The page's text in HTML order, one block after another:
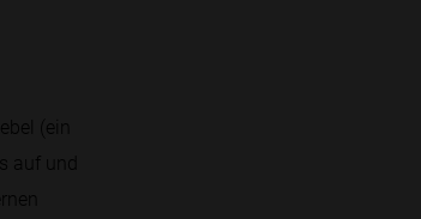
(ein
auf und